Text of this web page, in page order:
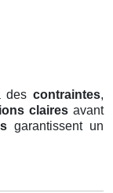
descontraintes,
claires avant
garantissent un